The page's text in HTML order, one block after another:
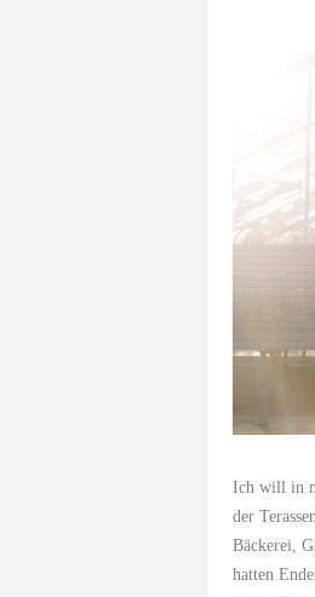
Ich will in
der
Bäckerei,
hatten